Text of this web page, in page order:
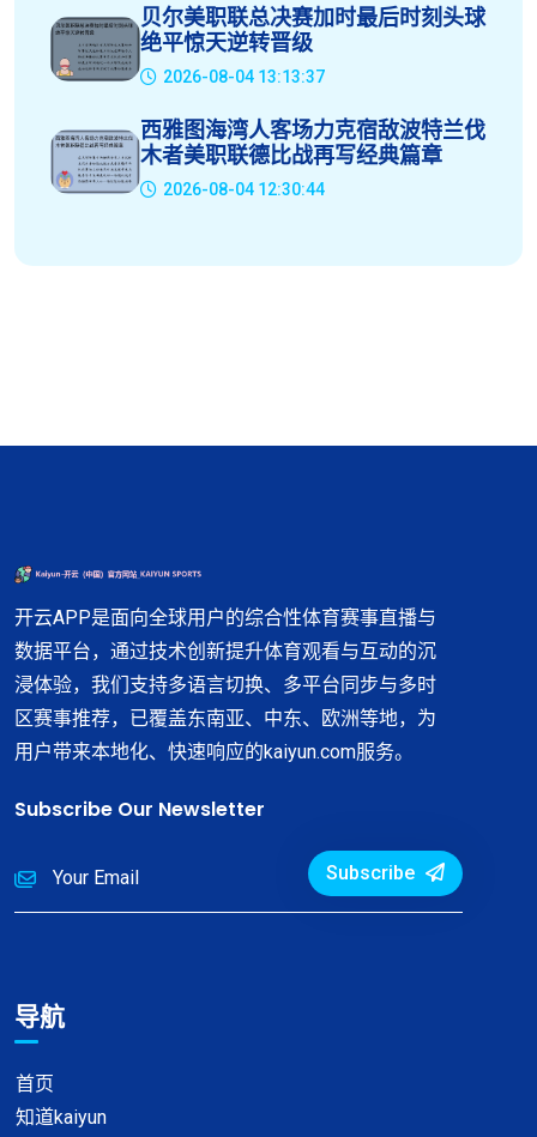
贝尔美职联总决赛加时最后时刻头球
绝平惊天逆转晋级
2026-08-04 13:13:37
西雅图海湾人客场力克宿敌波特兰伐
木者美职联德比战再写经典篇章
2026-08-04 12:30:44
开云APP是面向全球用户的综合性体育赛事直播与
数据平台，通过技术创新提升体育观看与互动的沉
浸体验，我们支持多语言切换、多平台同步与多时
区赛事推荐，已覆盖东南亚、中东、欧洲等地，为
用户带来本地化、快速响应的kaiyun.com服务。
Subscribe Our Newsletter
Subscribe
导航
首页
知道kaiyun